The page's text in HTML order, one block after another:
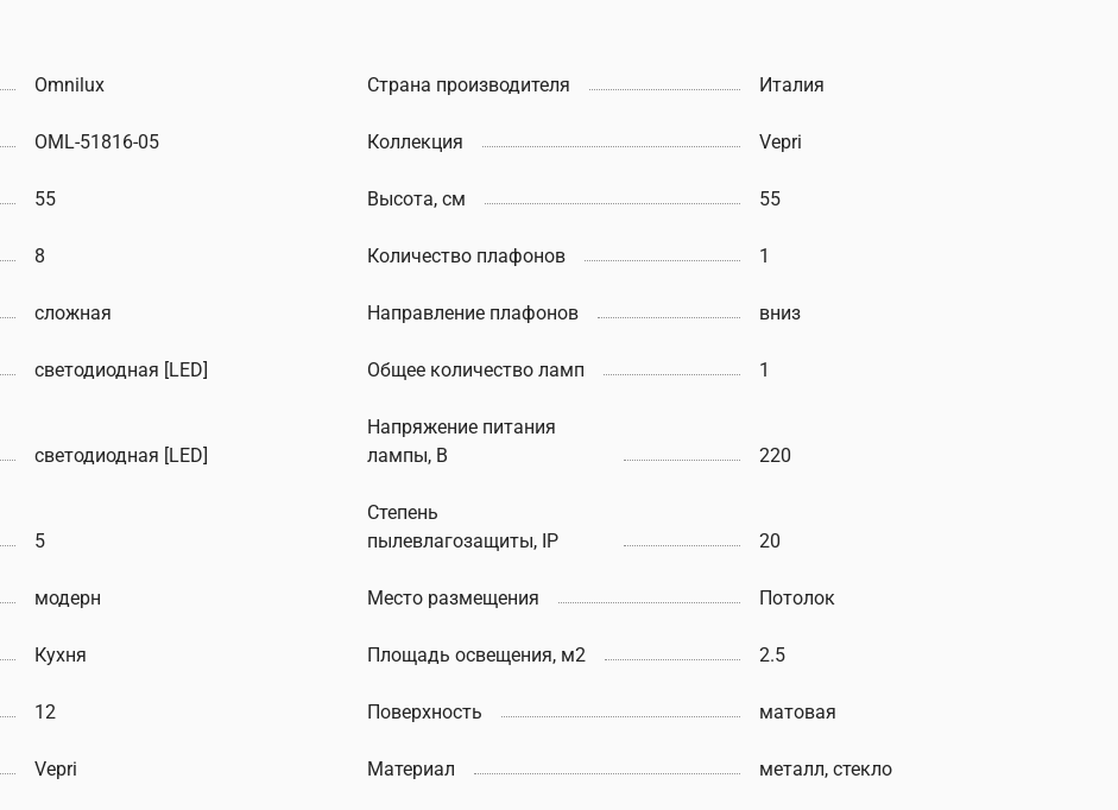
светодиодный светильник Omnilux с доставкой
актуальной ценой на сайте.
Omnilux Страна производителя Италия
OML-51816-05 Коллекция Vepri
55 Высота, см 55
8 Количество плафонов 1
сложная Направление плафонов вниз
светодиодная [LED] Общее количество ламп 1
светодиодная [LED]
Напряжение питания
лампы, В
220
5
Степень
пылевлагозащиты, IP
20
модерн Место размещения Потолок
Кухня Площадь освещения, м2 2.5
12 Поверхность матовая
Vepri Материал металл, стекло